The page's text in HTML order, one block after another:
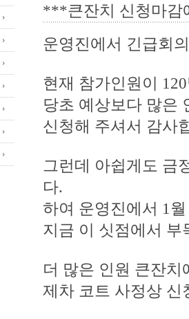
***큰잔치 신청마감
운영진에서 긴급회
현재 참가인원이
당초 예상보다 많은
신청해 주셔서 감사
그런데 아쉽게도 금
다.
하여 운영진에서 1
지금 이 싯점에서
더 많은 인원 큰잔
제차 코트 사정상 신